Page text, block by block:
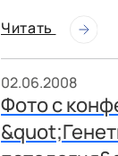
Читать
02.06.2008
Фото с